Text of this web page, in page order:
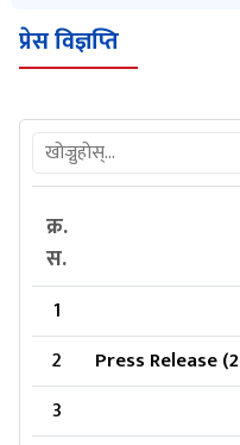
प्रेस विज्ञप्ति
क्र.
स.
1
2
Press Release
3